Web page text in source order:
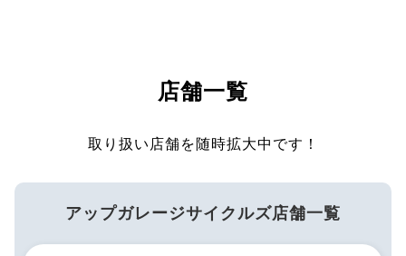
店舗一覧
取り扱い店舗を随時拡大中です！
アップガレージサイクルズ店舗一覧